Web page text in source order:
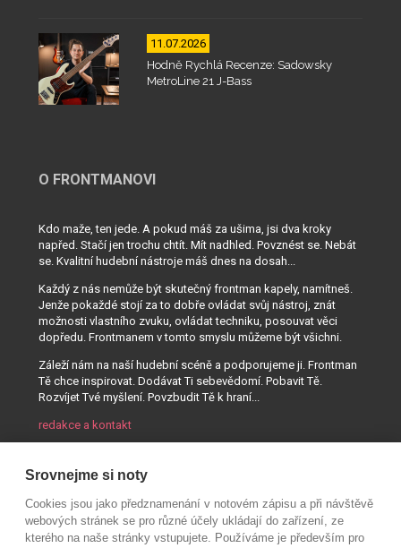
11.07.2026
Hodně Rychlá Recenze: Sadowsky
MetroLine 21 J-Bass
O FRONTMANOVI
Kdo maže, ten jede. A pokud máš za ušima, jsi dva kroky
napřed. Stačí jen trochu chtít. Mít nadhled. Povznést se. Nebát
se. Kvalitní hudební nástroje máš dnes na dosah...
Každý z nás nemůže být skutečný frontman kapely, namítneš.
Jenže pokaždé stojí za to dobře ovládat svůj nástroj, znát
možnosti vlastního zvuku, ovládat techniku, posouvat věci
dopředu. Frontmanem v tomto smyslu můžeme být všichni.
Záleží nám na naší hudební scéně a podporujeme ji. Frontman
Tě chce inspirovat. Dodávat Ti sebevědomí. Pobavit Tě.
Rozvíjet Tvé myšlení. Povzbudit Tě k hraní...
redakce a kontakt
Srovnejme si noty
Cookies jsou jako předznamenání v notovém zápisu a při návštěvě
webových stránek se pro různé účely ukládají do zařízení, ze
kterého na naše stránky vstupujete. Používáme je především pro